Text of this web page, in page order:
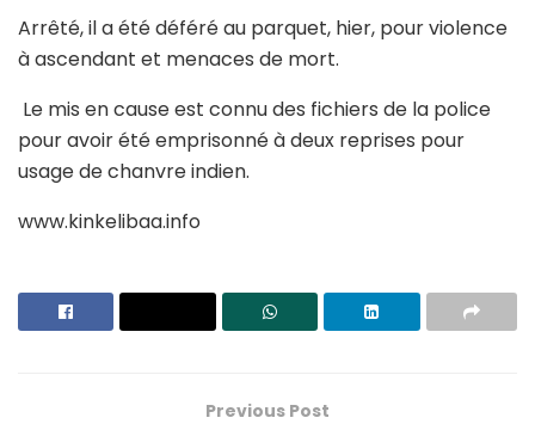
Arrêté, il a été déféré au parquet, hier, pour violence
à ascendant et menaces de mort.
Le mis en cause est connu des fichiers de la police
pour avoir été emprisonné à deux reprises pour
usage de chanvre indien.
www.kinkelibaa.info
Previous Post